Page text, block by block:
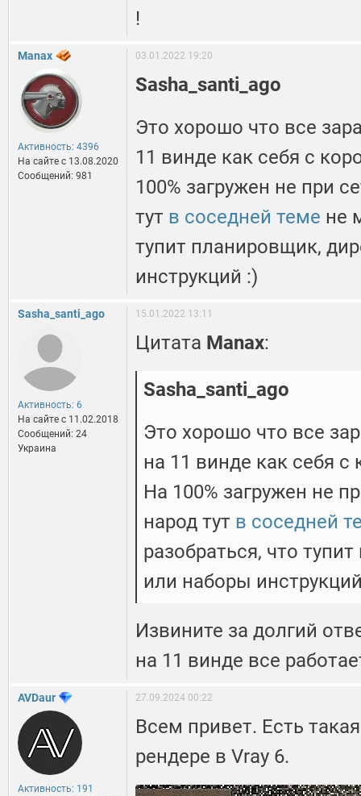
!
Manax
Активность: 4396
На сайте c 13.08.2020
Сообщений: 981
03.01.2022 19:20
Sasha_santi_ago
Это хорошо что все
11 винде как себя с
100% загружен не при
тут в соседней теме не
тупит планировщик,
инструкций :)
Sasha_santi_ago
Активность: 6
На сайте c 11.02.2018
Сообщений: 24
Украина
15.01.2022 13:11
Цитата Manax:
Sasha_santi_ago
Это хорошо что все
на 11 винде как себя
На 100% загружен не
народ тут в соседней
разобраться, что
или наборы
Извините за долгий
на 11 винде все
AVDaur
Активность: 191
27.09.2024 00:22
Всем привет. Есть
рендере в Vray 6.